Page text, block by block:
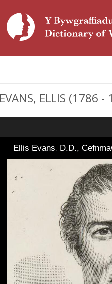
EVANS, ELLIS
Ellis Evans, D.D.,